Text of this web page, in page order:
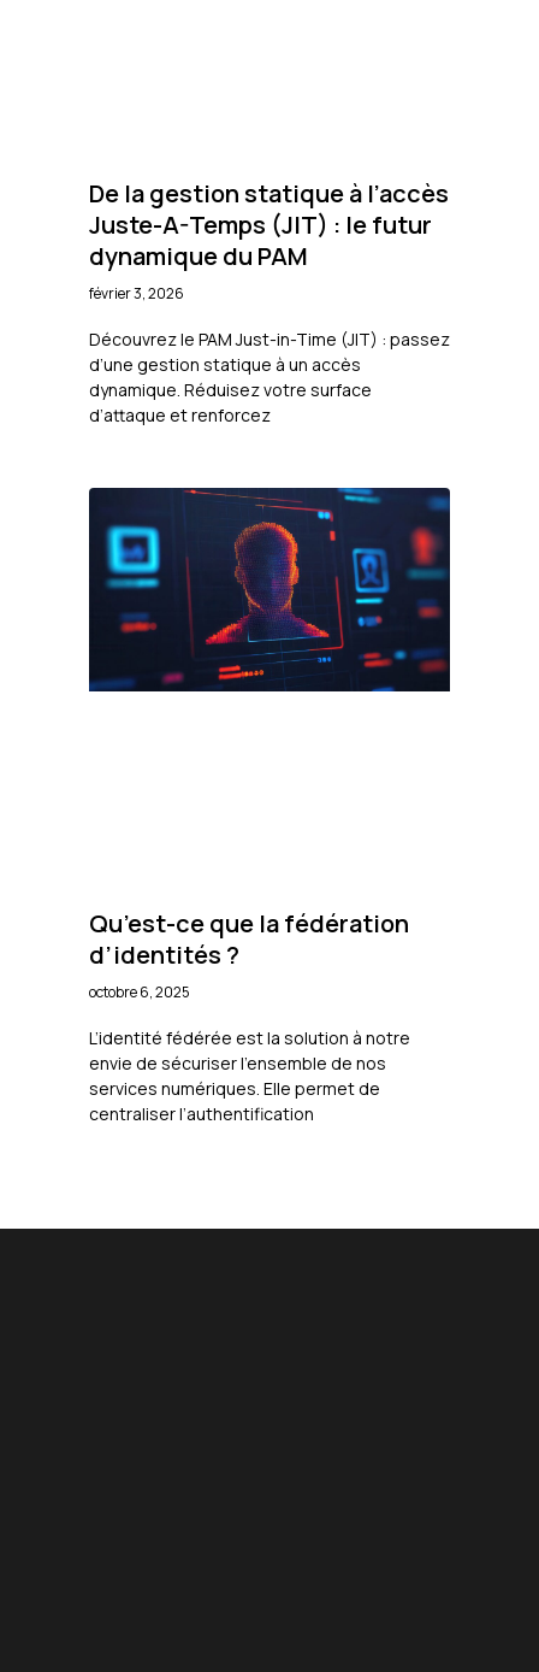
De la gestion statique à l’accès
Juste-A-Temps (JIT) : le futur
dynamique du PAM
février 3, 2026
Découvrez le PAM Just-in-Time (JIT) : passez
d’une gestion statique à un accès
dynamique. Réduisez votre surface
d’attaque et renforcez
Qu’est-ce que la fédération
d’identités ?
octobre 6, 2025
L’identité fédérée est la solution à notre
envie de sécuriser l’ensemble de nos
services numériques. Elle permet de
centraliser l’authentification